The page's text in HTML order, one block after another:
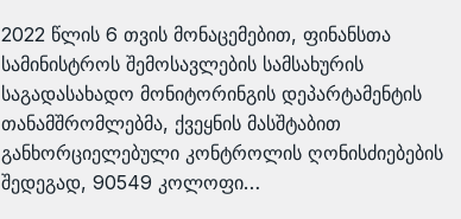
2022 წლის 6 თვის მონაცემებით, ფინანსთა
სამინისტროს შემოსავლების სამსახურის
საგადასახადო მონიტორინგის დეპარტამენტის
თანამშრომლებმა, ქვეყნის მასშტაბით
განხორციელებული კონტროლის ღონისძიებების
შედეგად, 90549 კოლოფი…